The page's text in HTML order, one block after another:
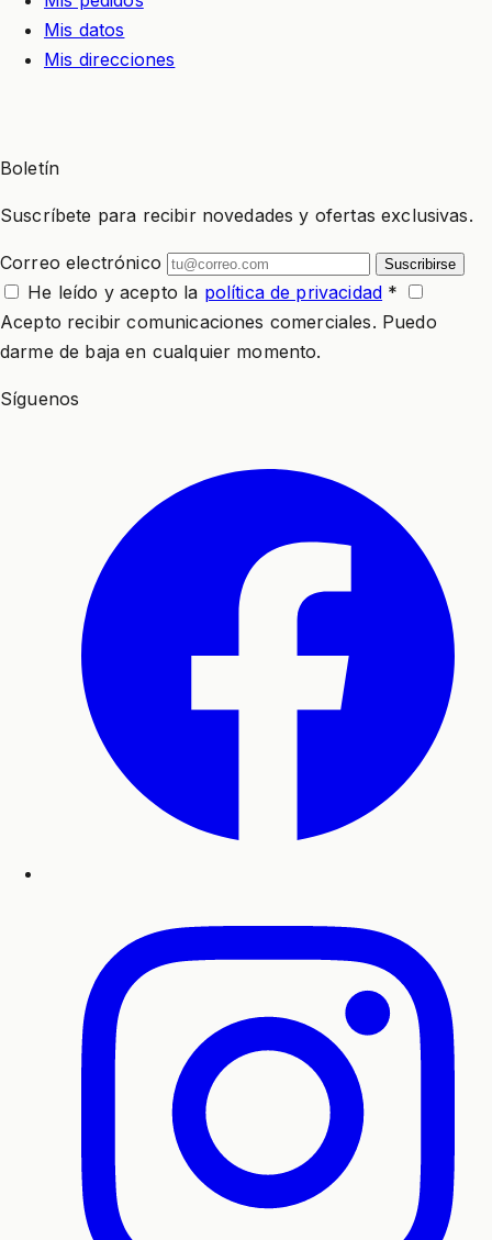
Mis datos
Mis direcciones
Boletín
Suscríbete para recibir novedades y ofertas exclusivas.
Correo electrónico Suscribirse
He leído y acepto la política de privacidad *
Acepto recibir comunicaciones comerciales. Puedo
darme de baja en cualquier momento.
Síguenos